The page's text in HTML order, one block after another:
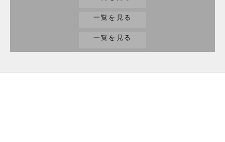
一覧を見る
その他
一覧を見る